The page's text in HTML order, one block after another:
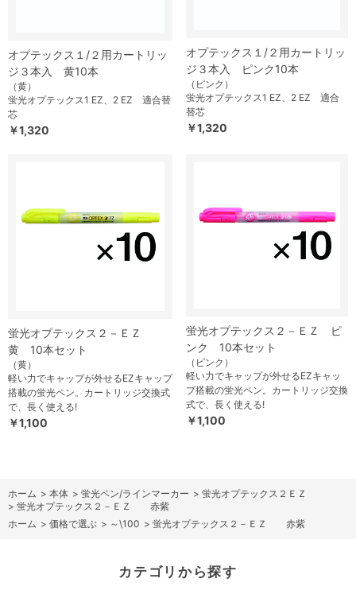
オプテックス１/２用カートリッ
ジ３本入 黄10本
（黄）
蛍光オプテックス1 EZ、2 EZ 適合替
芯
￥1,320
オプテックス１/２用カートリッ
ジ３本入 ピンク10本
（ピンク）
蛍光オプテックス1 EZ、2 EZ 適合
替芯
￥1,320
蛍光オプテックス２－ＥＺ
黄 10本セット
（黄）
軽い力でキャップが外せるEZキャップ
搭載の蛍光ペン。カートリッジ交換式
で、長く使える!
￥1,100
蛍光オプテックス２－ＥＺ ピ
ンク 10本セット
（ピンク）
軽い力でキャップが外せるEZキャッ
プ搭載の蛍光ペン。カートリッジ交換
式で、長く使える!
￥1,100
ホーム > 本体 > 蛍光ペン/ラインマーカー > 蛍光オプテックス２ＥＺ
> 蛍光オプテックス２－ＥＺ 赤紫
ホーム > 価格で選ぶ > ～\100 > 蛍光オプテックス２－ＥＺ 赤紫
カテゴリから探す